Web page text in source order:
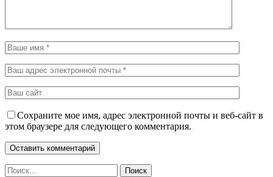
Сохраните мое имя, адрес электронной почты и веб-сайт в
этом браузере для следующего комментария.